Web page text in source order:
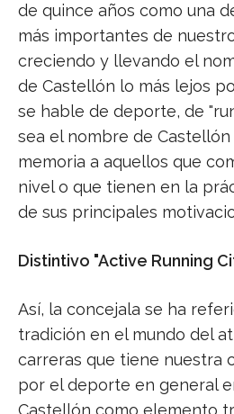
de quince años como una
más importantes de
creciendo y llevando el
de Castellón lo más lejos
se hable de deporte, de
sea el nombre de
memoria a aquellos que
nivel o que tienen en la
de sus principales
Distintivo "Active Running
Así, la concejala se ha
tradición en el mundo del
carreras que tiene nuestra
por el deporte en general
Castellón como elemento